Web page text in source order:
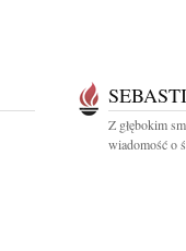
Z głębokim
wiadomość o